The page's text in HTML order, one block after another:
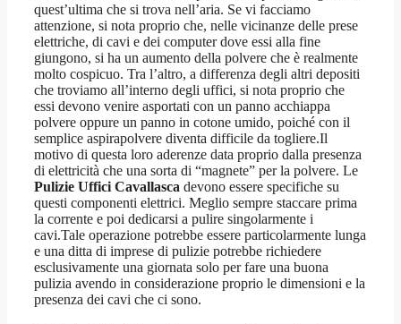
quest’ultima che si trova nell’aria. Se vi facciamo
attenzione, si nota proprio che, nelle vicinanze delle prese
elettriche, di cavi e dei computer dove essi alla fine
giungono, si ha un aumento della polvere che è realmente
molto cospicuo. Tra l’altro, a differenza degli altri depositi
che troviamo all’interno degli uffici, si nota proprio che
essi devono venire asportati con un panno acchiappa
polvere oppure un panno in cotone umido, poiché con il
semplice aspirapolvere diventa difficile da togliere.Il
motivo di questa loro aderenze data proprio dalla presenza
di elettricità che una sorta di “magnete” per la polvere. Le
Pulizie Uffici Cavallasca devono essere specifiche su
questi componenti elettrici. Meglio sempre staccare prima
la corrente e poi dedicarsi a pulire singolarmente i
cavi.Tale operazione potrebbe essere particolarmente lunga
e una ditta di imprese di pulizie potrebbe richiedere
esclusivamente una giornata solo per fare una buona
pulizia avendo in considerazione proprio le dimensioni e la
presenza dei cavi che ci sono.